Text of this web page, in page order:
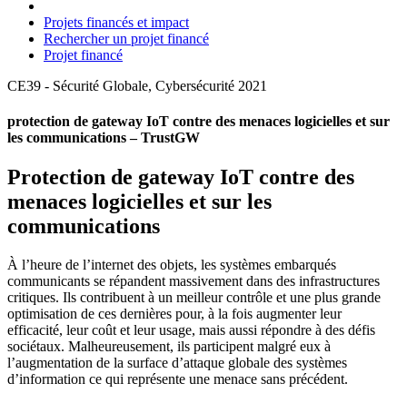
Projets financés et impact
Rechercher un projet financé
Projet financé
CE39 - Sécurité Globale, Cybersécurité 2021
protection de gateway IoT contre des menaces logicielles et sur
les communications – TrustGW
Protection de gateway IoT contre des
menaces logicielles et sur les
communications
À l’heure de l’internet des objets, les systèmes embarqués
communicants se répandent massivement dans des infrastructures
critiques. Ils contribuent à un meilleur contrôle et une plus grande
optimisation de ces dernières pour, à la fois augmenter leur
efficacité, leur coût et leur usage, mais aussi répondre à des défis
sociétaux. Malheureusement, ils participent malgré eux à
l’augmentation de la surface d’attaque globale des systèmes
d’information ce qui représente une menace sans précédent.